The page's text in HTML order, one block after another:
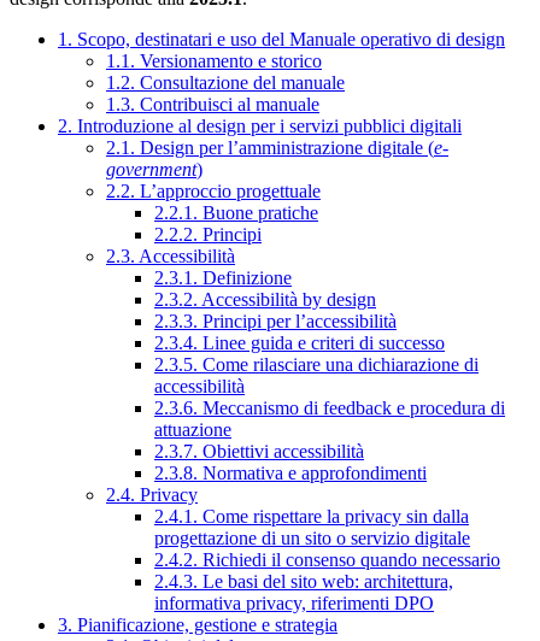
1. Scopo, destinatari e uso del Manuale operativo di design
1.1. Versionamento e storico
1.2. Consultazione del manuale
1.3. Contribuisci al manuale
2. Introduzione al design per i servizi pubblici digitali
2.1. Design per l’amministrazione digitale (e-
government)
2.2. L’approccio progettuale
2.2.1. Buone pratiche
2.2.2. Principi
2.3. Accessibilità
2.3.1. Definizione
2.3.2. Accessibilità by design
2.3.3. Principi per l’accessibilità
2.3.4. Linee guida e criteri di successo
2.3.5. Come rilasciare una dichiarazione di
accessibilità
2.3.6. Meccanismo di feedback e procedura di
attuazione
2.3.7. Obiettivi accessibilità
2.3.8. Normativa e approfondimenti
2.4. Privacy
2.4.1. Come rispettare la privacy sin dalla
progettazione di un sito o servizio digitale
2.4.2. Richiedi il consenso quando necessario
2.4.3. Le basi del sito web: architettura,
informativa privacy, riferimenti DPO
3. Pianificazione, gestione e strategia